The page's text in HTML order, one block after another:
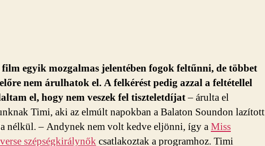
egyik mozgalmas jelentében fogok feltűnni, de többet
nem árulhatok el. A felkérést pedig azzal a feltétellel
el, hogy nem veszek fel tiszteletdíjat– árulta el
Timi, aki az elmúlt napokban a Balaton Soundon lazított
nélkül. – Andynek nem volt kedve eljönni, így aMiss
szépségkirálynőkcsatlakoztak a programhoz. Timi